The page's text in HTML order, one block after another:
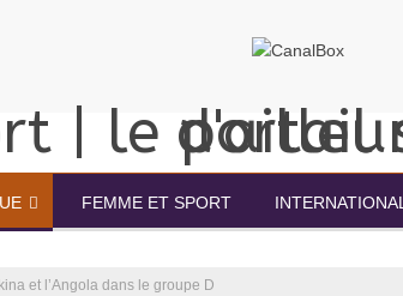
FEMME ET SPORT INTERNATIONAL
et l’Angola dans le groupe D